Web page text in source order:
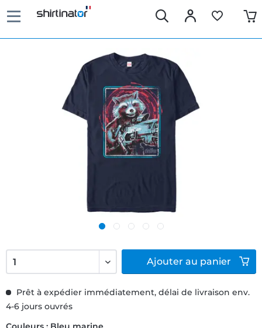
Prêt à expédier immédiatement, délai de livraison env.
4-6 jours ouvrés
Ajouter au panier